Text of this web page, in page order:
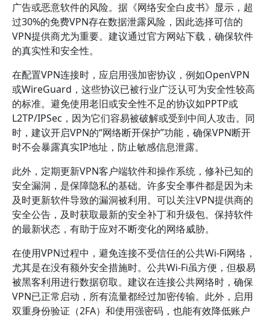
广告或恶意软件的风险。据《网络安全白皮书》显示，超
过30%的免费VPN存在数据泄露风险，因此选择可信的
VPN提供商尤为重要。建议通过官方网站下载，确保软件
的真实性和安全性。
在配置VPN连接时，应启用强加密协议，例如OpenVPN
或WireGuard，这些协议已被行业广泛认可为安全性较高
的标准。避免使用老旧或安全性不足的协议如PPTP或
L2TP/IPSec，因为它们容易被破解或受到中间人攻击。同
时，建议开启VPN的“网络断开保护”功能，确保VPN断开
时不会暴露真实IP地址，防止敏感信息泄露。
此外，定期更新VPN客户端软件和操作系统，修补已知的
安全漏洞，是保障隐私的基础。许多安全事件都是因为未
及时更新软件导致的漏洞被利用。可以关注VPN提供商的
安全公告，及时获取最新的安全补丁和升级包。保持软件
的最新状态，有助于应对不断变化的网络威胁。
在使用VPN过程中，避免连接不受信任的公共Wi-Fi网络，
尤其是在没有额外安全措施时。公共Wi-Fi虽方便，但极易
被黑客利用进行数据窃取。建议在连接公共网络时，确保
VPN已正常启动，所有流量都经过加密传输。此外，启用
双重身份验证（2FA）和使用强密码，也能有效降低账户